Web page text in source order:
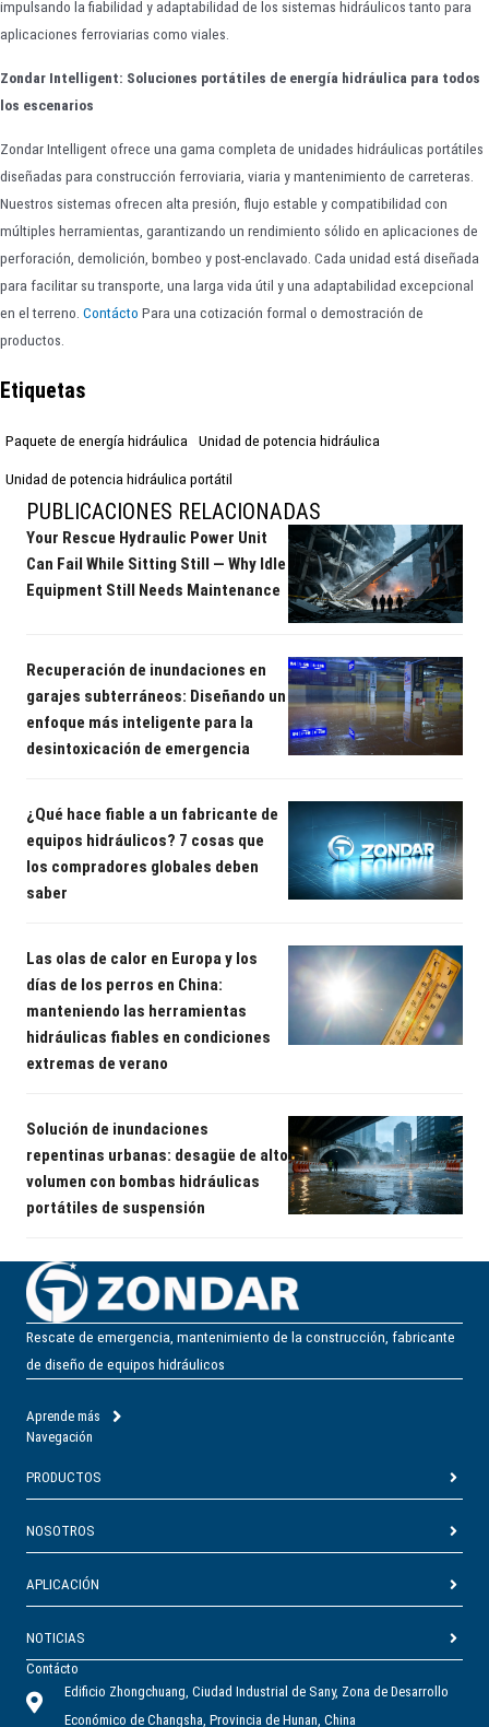
impulsando la fiabilidad y adaptabilidad de los sistemas hidráulicos tanto para
aplicaciones ferroviarias como viales.
Zondar Intelligent: Soluciones portátiles de energía hidráulica para todos
los escenarios
Zondar Intelligent ofrece una gama completa de unidades hidráulicas portátiles
diseñadas para construcción ferroviaria, viaria y mantenimiento de carreteras.
Nuestros sistemas ofrecen alta presión, flujo estable y compatibilidad con
múltiples herramientas, garantizando un rendimiento sólido en aplicaciones de
perforación, demolición, bombeo y post-enclavado. Cada unidad está diseñada
para facilitar su transporte, una larga vida útil y una adaptabilidad excepcional
en el terreno. Contácto Para una cotización formal o demostración de
productos.
Etiquetas
Paquete de energía hidráulica Unidad de potencia hidráulica
Unidad de potencia hidráulica portátil
PUBLICACIONES RELACIONADAS
Your Rescue Hydraulic Power Unit
Can Fail While Sitting Still — Why Idle
Equipment Still Needs Maintenance
Recuperación de inundaciones en
garajes subterráneos: Diseñando un
enfoque más inteligente para la
desintoxicación de emergencia
¿Qué hace fiable a un fabricante de
equipos hidráulicos? 7 cosas que
los compradores globales deben
saber
Las olas de calor en Europa y los
días de los perros en China:
manteniendo las herramientas
hidráulicas fiables en condiciones
extremas de verano
Solución de inundaciones
repentinas urbanas: desagüe de alto
volumen con bombas hidráulicas
portátiles de suspensión
Rescate de emergencia, mantenimiento de la construcción, fabricante
de diseño de equipos hidráulicos
Aprende más
Navegación
PRODUCTOS
NOSOTROS
APLICACIÓN
NOTICIAS
Contácto
Edificio Zhongchuang, Ciudad Industrial de Sany, Zona de Desarrollo
Económico de Changsha, Provincia de Hunan, China